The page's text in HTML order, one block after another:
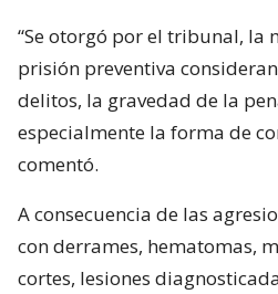
“Se otorgó por el tribunal, la
prisión preventiva
delitos, la gravedad de la
especialmente la forma de
comentó.
A consecuencia de las
con derrames, hematomas,
cortes, lesiones